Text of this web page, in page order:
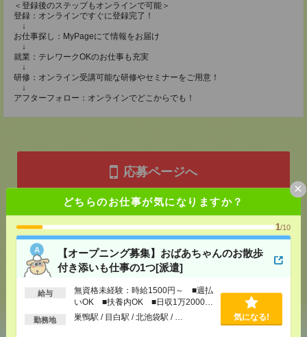
どちらのお仕事が気になりますか？
1/10
【オープニング募集】おばあちゃんのお散歩
付き添いも仕事の1つ[派遣]
給与
無資格未経験：時給1500円～ ■週払
いOK ■扶養内OK ■日収1万2000円
以上
勤務地 巣鴨駅 / 目白駅 / 北池袋駅 / … 気になる!
×
＜登録後のステップもオンラインで可能＞
登録：オンラインですぐに登録完了！
↓
お仕事探し：MyPageにて情報をお届け
↓
就業：テレワークOKのお仕事も充実
↓
研修：オンライン受講可能な研修やセミナーをご用意！
↓
アフターフォロー：オンラインでどこからでも！
応募ページへ
メールで送る
ツイート ブックマーク